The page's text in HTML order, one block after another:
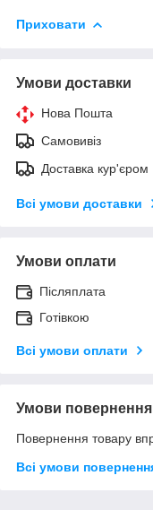
Приховати
Умови доставки
Нова Пошта
Самовивіз
Доставка кур'єром
Всі умови доставки
Умови оплати
Післяплата
Готівкою
Всі умови оплати
Умови повернення
Повернення товару
Всі умови